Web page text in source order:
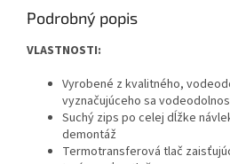
Podrobný popis
VLASTNOSTI:
Vyrobené z kvalitného,
vyznačujúceho sa
Suchý zips po celej dĺžke
demontáž
Termotransferová tlač